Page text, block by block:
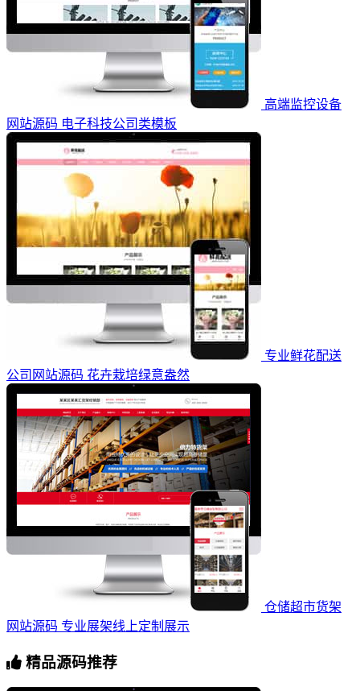
高端监控设备
网站源码 电子科技公司类模板
专业鲜花配送
公司网站源码 花卉栽培绿意盎然
仓储超市货架
网站源码 专业展架线上定制展示
精品源码推荐